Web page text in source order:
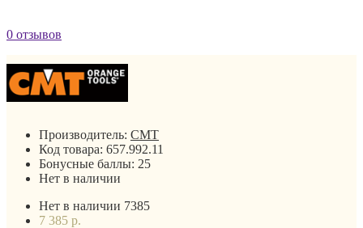
0 отзывов
Производитель: CMT
Код товара: 657.992.11
Бонусные баллы: 25
Нет в наличии
Нет в наличии 7385
7 385 р.